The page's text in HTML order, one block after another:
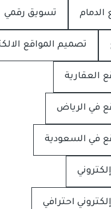
تسويق رقمي
تصميم المواقع
العقارية
في الرياض
في السعودية
احترافي